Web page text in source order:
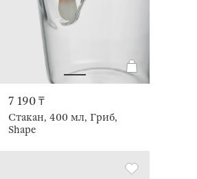
7 190 ₸
Стакан, 400 мл, Гриб,
Shape